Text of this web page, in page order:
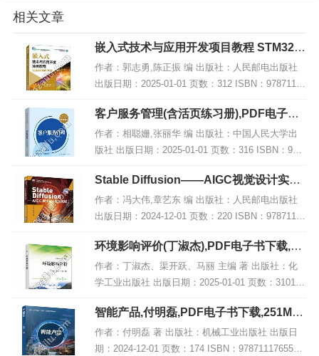
相关文章
嵌入式技术与应用开发项目教程 STM32版
微课版 第2版,PDF下载
作者：郭志勇,陈正振 编 出版社：人民邮电出版社
出版日期：2025-01-01 页数：312 ISBN：97871156
55790 电子书大小：235MB [高清扫描版PDF格式]
内容简...
客户服务管理(含活页练习册),PDF电子书
网盘下载
作者：相聪姗,张丽华 编 出版社：中国人民大学出
版社 出版日期：2025-01-01 页数：316 ISBN：978
7300330402 电子书大小：205MB [高清扫描版PDF
格式] 内...
Stable Diffusion——AIGC视觉设计实战
教程 微课版,PDF下载
作者：冯大伟,章艺东 编 出版社：人民邮电出版社
出版日期：2024-12-01 页数：220 ISBN：97871156
50122 电子书大小：187MB [高清扫描版PDF格式]
内容简...
环境影响评价(丁淑杰),PDF电子书下载,网
盘资源
作者：丁淑杰、渠开跃、马丽 主编 著 出版社：化
学工业出版社 出版日期：2025-01-01 页数：3101 I
SBN：9787122463760 电子书大小：217MB [高清
扫描版PDF格...
智能产品,付明磊,PDF电子书下载,251MB,
网盘资源
作者：付明磊 著 出版社：机械工业出版社 出版日
期：2024-12-01 页数：174 ISBN：9787111765585